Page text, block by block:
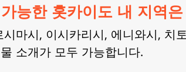
능한 홋카이도 내 지역은
마시, 이시카리시, 에니와시, 치
소개가 모두 가능합니다.